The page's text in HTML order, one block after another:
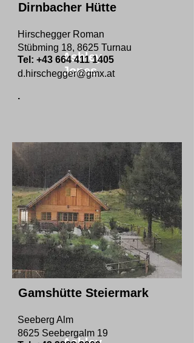
Dirnbacher Hütte
Hirschegger Roman
Ashley
Jones
Stübming 18, 8625 Turnau
Tel: +43 664 411 1405
d.hirschegger@gmx.at
.
Gamshütte Steiermark
Seeberg Alm
8625 Seebergalm 19